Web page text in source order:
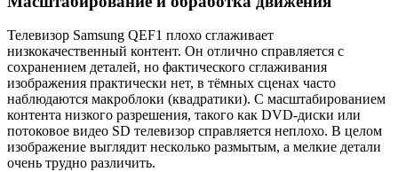
Телевизор Samsung QEF1 плохо сглаживает
низкокачественный контент. Он отлично справляется с
сохранением деталей, но фактического сглаживания
изображения практически нет, в тёмных сценах часто
наблюдаются макроблоки (квадратики). С масштабированием
контента низкого разрешения, такого как DVD-диски или
потоковое видео SD телевизор справляется неплохо. В целом
изображение выглядит несколько размытым, а мелкие детали
очень трудно различить.